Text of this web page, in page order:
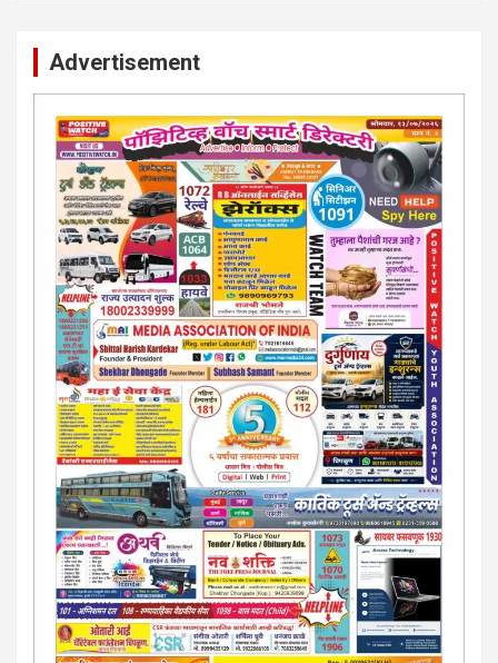
कायदेशीर सल्ला या मार्गदर्शन पाहिजे. संपर्क साधा-
परिस्थितीनुसार तुम्ही जर आर्थिक, शैक्षणिक, सामाजिक समस्या, गुन्हेगारी,
शारीरीक त्रास, फसवणूक सारख्या प्रकरणात अडकला असाल, काेर्टाची
पायरी चढला असाल तर चिंता नकाे.. आम्ही मदत करू. मार्गदर्शन करू,
कायदेशीर सल्ला देऊ. - आजच संपर्क साधा- भारत साेनुले-8888207374
या AD सतिश कुंभार -9860944728
मराठी.. इंग्रजी पेपरला जाहिरात द्यायची संपर्क साधा..
मराठी इंग्रजी दैनिकासाठी जिल्हा, राज्य आवृत्तीसाठी जाहिराती स्विकारल्या
जातील. नवशक्ती, फ्री प्रेस जर्नल साठी तुम्हीही तुमच्या नाेटीस द्या. बँक,
13/213/4 सेल्स , डिमांड नाेटीस इतरांच्यापेक्षा वाजवी दरात आम्ही आपली
जाहिरात पब्लिश करू. माेबा. 9420939699
Advertisement